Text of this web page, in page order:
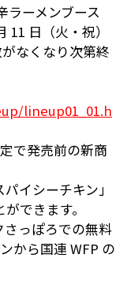
ラーメンブース
11 日（火・祝）
なくなり次第終
lineup01_01.h
で発売前の新商
イシーチキン」
できます。
っぽろでの無料
から国連 WFP の